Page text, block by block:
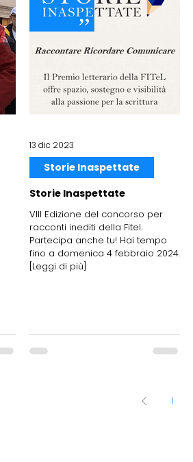
Storie Inaspettate
VIII Edizione del concorso per
racconti inediti della Fitel.
Partecipa anche tu! Hai tempo
fino a domenica 4 febbraio 2024.
[Leggi di più]
Storie Inaspettate
13 dic 2023
1